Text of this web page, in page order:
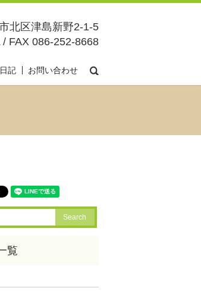
北区津島新野2-1-5
/ FAX 086-252-8668
記 お問い合わせ